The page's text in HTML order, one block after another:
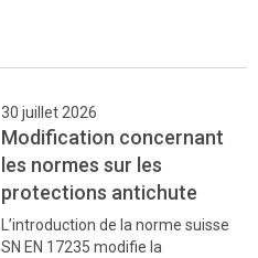
30 juillet 2026
Modification concernant
les normes sur les
protections antichute
L’introduction de la norme suisse
SN EN 17235 modifie la